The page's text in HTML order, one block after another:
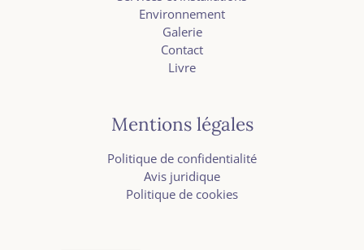
Environnement
Galerie
Contact
Livre
Mentions légales
Politique de confidentialité
Avis juridique
Politique de cookies